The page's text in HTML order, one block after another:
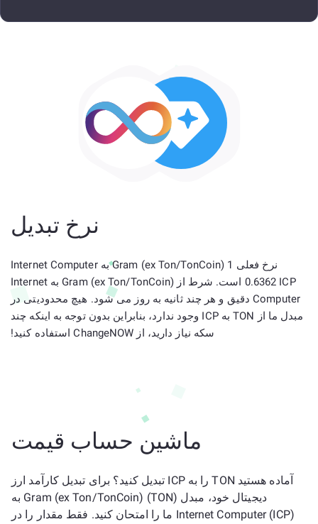
نرخ تبدیل
نرخ فعلی 1 Gram (ex Ton/TonCoin) به Internet Computer
0.6362 ICP است. شرط از Gram (ex Ton/TonCoin) به Internet
Computer دقیق و هر چند ثانیه به روز می شود. هیچ محدودیتی در
مبدل ما از TON به ICP وجود ندارد، بنابراین بدون توجه به اینکه چند
سکه نیاز دارید، از ChangeNOW استفاده کنید!
ماشین حساب قیمت
آماده هستید TON را به ICP تبدیل کنید؟ برای تبدیل کارآمد ارز
دیجیتال خود، مبدل Gram (ex Ton/TonCoin) (TON) به
Internet Computer (ICP) ما را امتحان کنید. فقط مقدار را در